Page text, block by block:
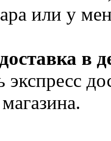
или у
в